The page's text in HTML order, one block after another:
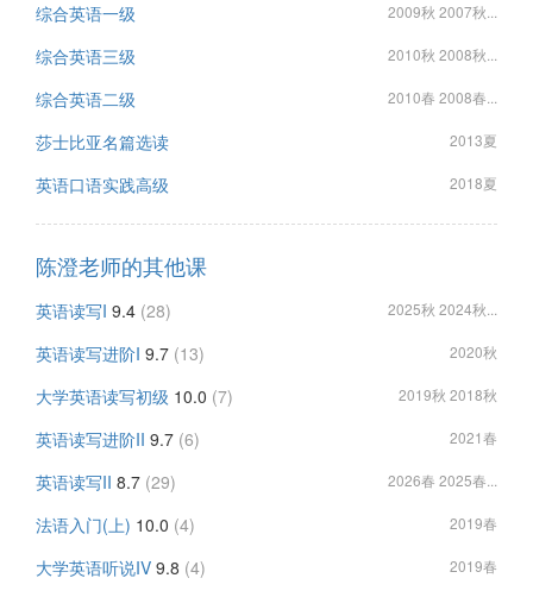
综合英语一级 2009秋 2007秋...
综合英语三级 2010秋 2008秋...
综合英语二级 2010春 2008春...
莎士比亚名篇选读 2013夏
英语口语实践高级 2018夏
陈澄老师的其他课
英语读写I 9.4 (28) 2025秋 2024秋...
英语读写进阶I 9.7 (13) 2020秋
大学英语读写初级 10.0 (7) 2019秋 2018秋
英语读写进阶II 9.7 (6) 2021春
英语读写II 8.7 (29) 2026春 2025春...
法语入门(上) 10.0 (4) 2019春
大学英语听说IV 9.8 (4) 2019春